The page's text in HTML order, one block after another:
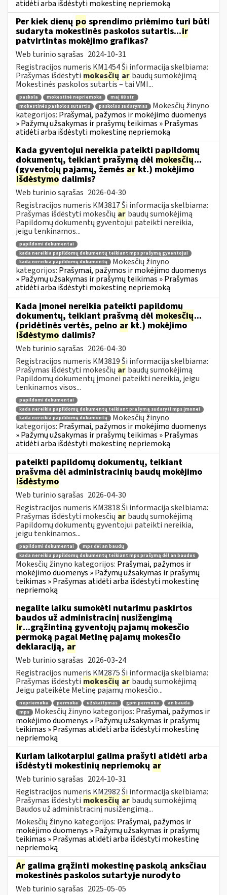
atidėti arba išdėstyti mokestinę nepriemoką
Per kiek dienų po sprendimo priėmimo turi būti
sudaryta mokestinės paskolos sutartis...ir
patvirtintas mokėjimo grafikas?
Web turinio sąrašas 2024-10-31
Registracijos numeris KM1454 Ši informacija skelbiama:
Prašymas išdėstyti mokesčių ar baudų sumokėjimą
Mokestinės paskolos sutartis – tai VMI...
paskola mokestinė nepriemoka
maį 88 str.
mokestinės paskolos sutartis
paskolos sudarymas
Mokesčių žinyno
kategorijos: Prašymai, pažymos ir mokėjimo duomenys
» Pažymų užsakymas ir prašymų teikimas » Prašymas
atidėti arba išdėstyti mokestinę nepriemoką
Kada gyventojui nereikia pateikti papildomų
dokumentų, teikiant prašymą dėl mokesčių...
(gyventojų pajamų, žemės ar kt.) mokėjimo
išdėstymo dalimis?
Web turinio sąrašas 2026-04-30
Registracijos numeris KM3817 Ši informacija skelbiama:
Prašymas išdėstyti mokesčių ar baudų sumokėjimą
Papildomų dokumentų gyventojui pateikti nereikia,
jeigu tenkinamos...
papildomi dokumentai
kada nereikia papildomų dokumentų teikiant mps prašymą gyventojui
kada nereikia papildomų dokumentų
Mokesčių žinyno
kategorijos: Prašymai, pažymos ir mokėjimo duomenys
» Pažymų užsakymas ir prašymų teikimas » Prašymas
atidėti arba išdėstyti mokestinę nepriemoką
Kada įmonei nereikia pateikti papildomų
dokumentų, teikiant prašymą dėl mokesčių...
(pridėtinės vertės, pelno ar kt.) mokėjimo
išdėstymo dalimis?
Web turinio sąrašas 2026-04-30
Registracijos numeris KM3819 Ši informacija skelbiama:
Prašymas išdėstyti mokesčių ar baudų sumokėjimą
Papildomų dokumentų įmonei pateikti nereikia, jeigu
tenkinamos visos...
papildomi dokumentai
kada nereikia papildomų dokumentų teikiant prašymą sudaryti mps įmonei
kada nereikia papildomų dokumentų
Mokesčių žinyno
kategorijos: Prašymai, pažymos ir mokėjimo duomenys
» Pažymų užsakymas ir prašymų teikimas » Prašymas
atidėti arba išdėstyti mokestinę nepriemoką
pateikti papildomų dokumentų, teikiant
prašymą dėl administracinių baudų mokėjimo
išdėstymo
Web turinio sąrašas 2026-04-30
Registracijos numeris KM3818 Ši informacija skelbiama:
Prašymas išdėstyti mokesčių ar baudų sumokėjimą
Papildomų dokumentų gyventojui pateikti nereikia,
jeigu tenkinamos...
papildomi dokumentai
mps dėl an baudų
kada nereikia papildomų dokumentų teikiant mps prašymą dėl an baudos
Mokesčių žinyno kategorijos: Prašymai, pažymos ir
mokėjimo duomenys » Pažymų užsakymas ir prašymų
teikimas » Prašymas atidėti arba išdėstyti mokestinę
nepriemoką
negalite laiku sumokėti nutarimu paskirtos
baudos už administracinį nusižengimą
ir...grąžintiną gyventojų pajamų mokesčio
permoką pagal Metinę pajamų mokesčio
deklaraciją, ar
Web turinio sąrašas 2026-03-24
Registracijos numeris KM2875 Ši informacija skelbiama:
Prašymas išdėstyti mokesčių ar baudų sumokėjimą
Jeigu pateikėte Metinę pajamų mokesčio...
nepriemoka permoka užskaitymas gpm permoka
an bauda
mps
Mokesčių žinyno kategorijos: Prašymai, pažymos ir
mokėjimo duomenys » Pažymų užsakymas ir prašymų
teikimas » Prašymas atidėti arba išdėstyti mokestinę
nepriemoką
Kuriam laikotarpiui galima prašyti atidėti arba
išdėstyti mokestinių nepriemokų ar
Web turinio sąrašas 2024-10-31
Registracijos numeris KM2982 Ši informacija skelbiama:
Prašymas išdėstyti mokesčių ar baudų sumokėjimą
Baudos už administracinį nusižengimą...
Mokesčių žinyno kategorijos: Prašymai, pažymos ir
mokėjimo duomenys » Pažymų užsakymas ir prašymų
teikimas » Prašymas atidėti arba išdėstyti mokestinę
nepriemoką
Ar galima grąžinti mokestinę paskolą anksčiau
mokestinės paskolos sutartyje nurodyto
Web turinio sąrašas 2025-05-05